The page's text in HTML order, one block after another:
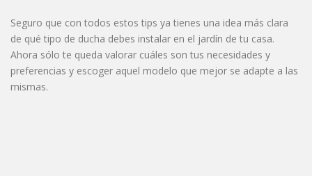
Seguro que con todos estos tips ya tienes una idea más clara
de qué tipo de ducha debes instalar en el jardín de tu casa.
Ahora sólo te queda valorar cuáles son tus necesidades y
preferencias y escoger aquel modelo que mejor se adapte a las
mismas.